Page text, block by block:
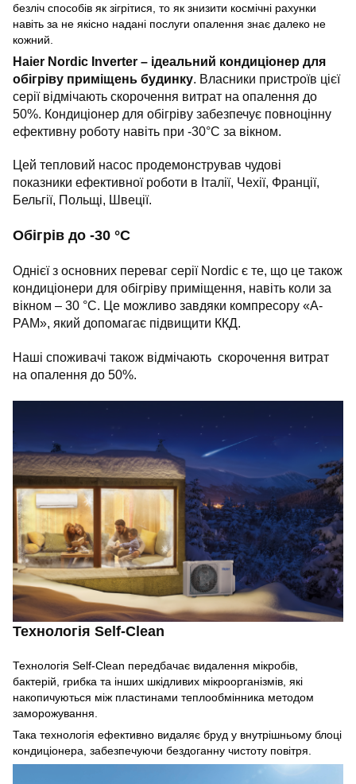
безліч способів як зігрітися, то як знизити космічні рахунки
навіть за не якісно надані послуги опалення знає далеко не
кожний.
Haier Nordic Inverter – ідеальний кондиціонер для
обігріву приміщень будинку. Власники пристроїв цієї
серії відмічають скорочення витрат на опалення до
50%. Кондиціонер для обігріву забезпечує повноцінну
ефективну роботу навіть при -30°С за вікном.
Цей тепловий насос продемонстрував чудові
показники ефективної роботи в Італії, Чехії, Франції,
Бельгії, Польщі, Швеції.
Обігрів до -30 °C
Однієї з основних переваг серії Nordic є те, що це також
кондиціонери для обігріву приміщення, навіть коли за
вікном – 30 °C. Це можливо завдяки компресору «A-
PAM», який допомагає підвищити ККД.
Наші споживачі також відмічають скорочення витрат
на опалення до 50%.
Технологія Self-Clean
Технологія Self-Clean передбачає видалення мікробів,
бактерій, грибка та інших шкідливих мікроорганізмів, які
накопичуються між пластинами теплообмінника методом
заморожування.
Така технологія ефективно видаляє бруд у внутрішньому блоці
кондиціонера, забезпечуючи бездоганну чистоту повітря.